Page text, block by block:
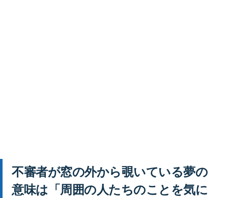
不審者が窓の外から覗いている夢の
意味は「周囲の人たちのことを気に